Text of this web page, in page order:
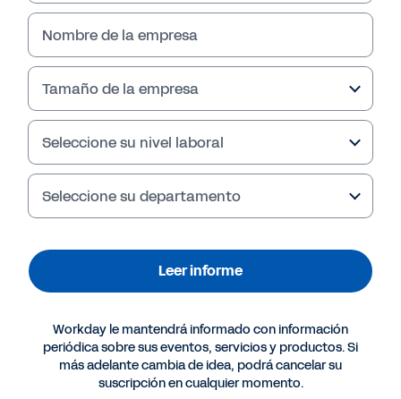
Leer informe
Más recursos
INFORME
Una propuesta global para la diversidad y la
pertenencia
Nombre de la empresa
Tamaño de la empresa
Seleccione su nivel laboral
Seleccione su departamento
Leer informe
Workday le mantendrá informado con información
periódica sobre sus eventos, servicios y productos. Si
más adelante cambia de idea, podrá cancelar su
suscripción en cualquier momento.